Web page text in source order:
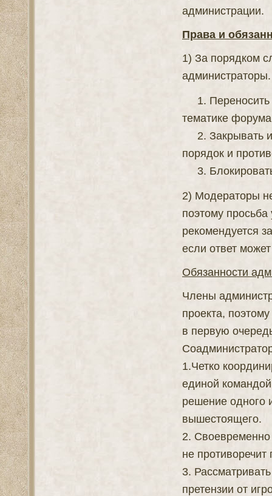
администрации.
Права и
1) За порядком
1. Переносить
тематике
2. Закрывать
порядок и
3.
2) Модераторы
поэтому
рекомендуется
если ответ
Обязанности
Члены
проекта,
в первую
1.Четко
единой
решение одного
вышестоящего.
2. Своевременно
не
3.
претензии от